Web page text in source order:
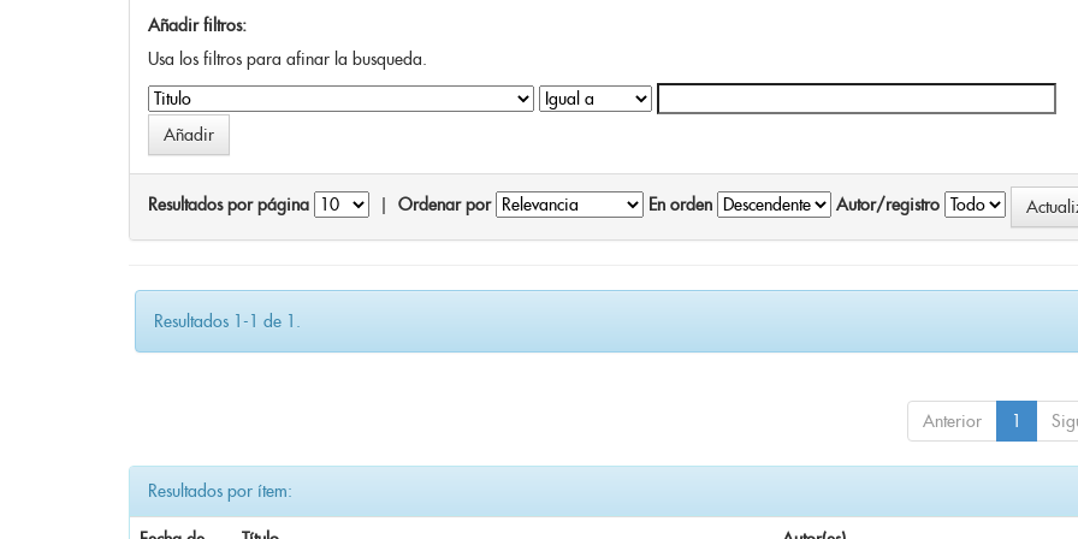
Añadir filtros:
Usa los filtros para afinar la busqueda.
Resultados por página Ordenar por En orden Autor/registro
Resultados 1-1 de 1.
Anterior 1
Resultados por ítem: